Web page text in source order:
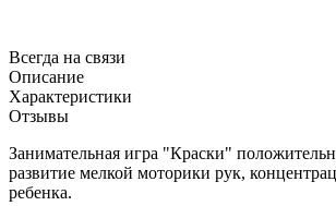
Всегда на связи
Описание
Характеристики
Отзывы
Занимательная игра "Краски"
развитие мелкой моторики рук,
ребенка.